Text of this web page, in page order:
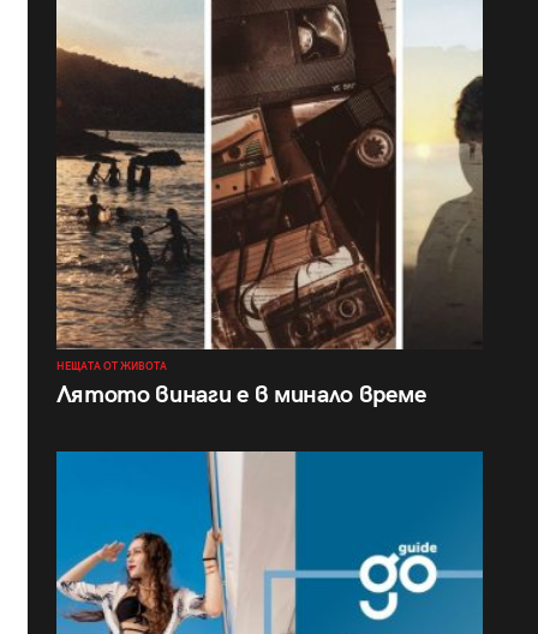
НЕЩАТА ОТ ЖИВОТА
Лятото винаги е в минало време